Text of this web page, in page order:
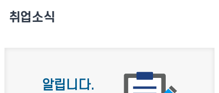
취업소식
알립니다.